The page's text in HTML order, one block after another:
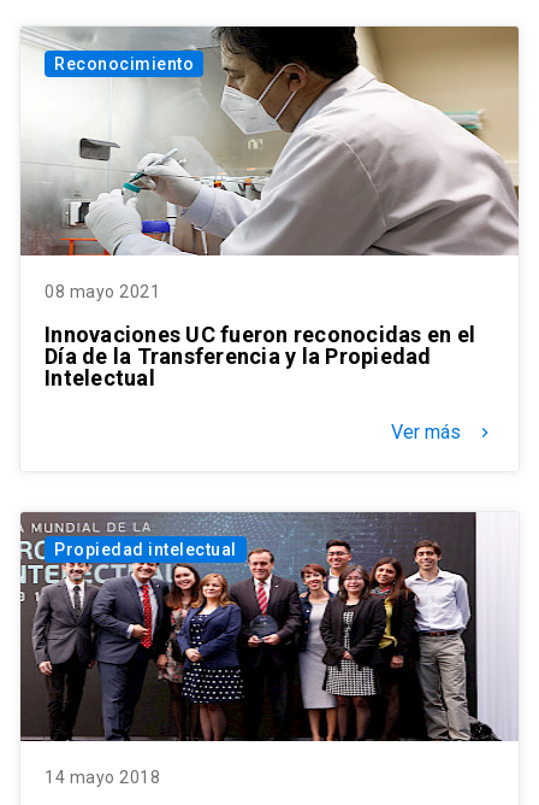
Reconocimiento
08 mayo 2021
Innovaciones UC fueron reconocidas en el
Día de la Transferencia y la Propiedad
Intelectual
Ver más keyboard_arrow_right
Propiedad intelectual
14 mayo 2018